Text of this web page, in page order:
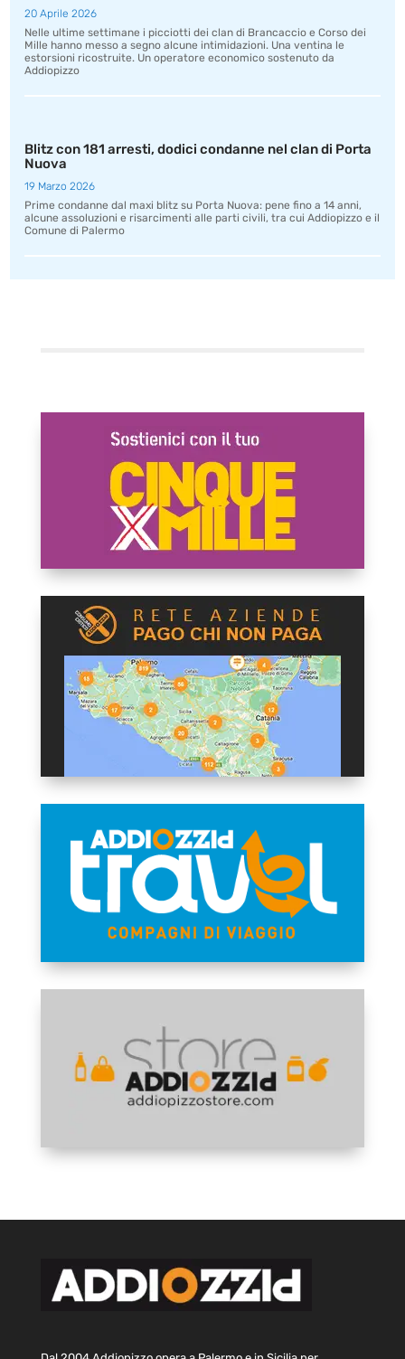
20 Aprile 2026
Nelle ultime settimane i picciotti dei clan di Brancaccio e Corso dei
Mille hanno messo a segno alcune intimidazioni. Una ventina le
estorsioni ricostruite. Un operatore economico sostenuto da
Addiopizzo
Blitz con 181 arresti, dodici condanne nel clan di Porta
Nuova
19 Marzo 2026
Prime condanne dal maxi blitz su Porta Nuova: pene fino a 14 anni,
alcune assoluzioni e risarcimenti alle parti civili, tra cui Addiopizzo e il
Comune di Palermo